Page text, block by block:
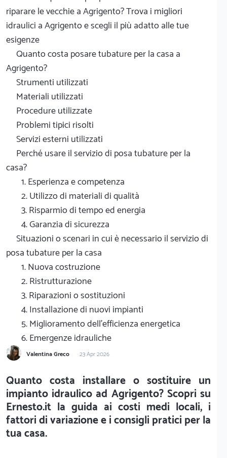
riparare le vecchie a Agrigento? Trova i migliori
idraulici a Agrigento e scegli il più adatto alle tue
esigenze
Quanto costa posare tubature per la casa a
Agrigento?
Strumenti utilizzati
Materiali utilizzati
Procedure utilizzate
Problemi tipici risolti
Servizi esterni utilizzati
Perché usare il servizio di posa tubature per la
casa?
1. Esperienza e competenza
2. Utilizzo di materiali di qualità
3. Risparmio di tempo ed energia
4. Garanzia di sicurezza
Situazioni o scenari in cui è necessario il servizio di
posa tubature per la casa
1. Nuova costruzione
2. Ristrutturazione
3. Riparazioni o sostituzioni
4. Installazione di nuovi impianti
5. Miglioramento dell'efficienza energetica
6. Emergenze idrauliche
Valentina Greco 23 Apr 2026
Quanto costa installare o sostituire un
impianto idraulico ad Agrigento? Scopri su
Ernesto.it la guida ai costi medi locali, i
fattori di variazione e i consigli pratici per la
tua casa.